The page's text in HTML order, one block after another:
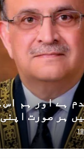
ہے اور ہم اس
ہر صورت
ادا کرینگے ،